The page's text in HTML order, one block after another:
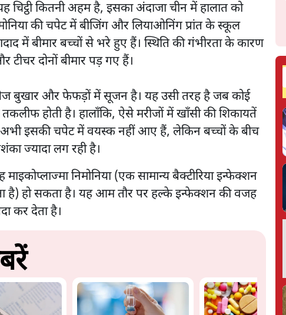
चिट्ठी कितनी अहम है, इसका अंदाजा चीन में हालात को
की चपेट में बीजिंग और लियाओनिंग प्रांत के स्कूल
में बीमार बच्चों से भरे हुए हैं। स्थिति की गंभीरता के कारण
दोनों बीमार पड़ गए हैं।
तेज बुखार और फेफड़ों में सूजन है। यह उसी तरह है जब कोई
होती है। हालाँकि, ऐसे मरीजों में खाँसी की शिकायतें
अभी इसकी चपेट में वयस्क नहीं आए हैं, लेकिन बच्चों के बीच
ज्यादा लग रही है।
निमोनिया (एक सामान्य बैक्टीरिया इन्फेक्शन
है) हो सकता है। यह आम तौर पर हल्के इन्फेक्शन की वजह
कर देता है।